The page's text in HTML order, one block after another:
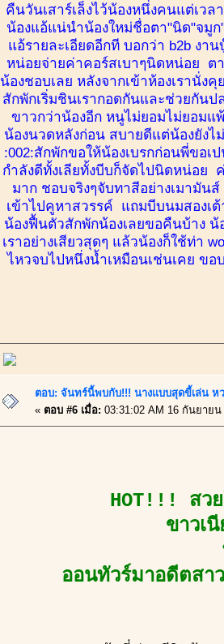
คืนวันเสาร์เล็งไว้น้องหนึ่งคนแต่เว
น้องแอ้แน่นำน้องใหม่ชื่อตา"นิด"จมู
แอ้รายละเอียดอีกที บอกว่า b2b ง
หน่อยจ่ายค่าคอร์สเบาๆนิดหน่อย ต
น้องชอบเลย หลังจากเข้าห้องเรานั่
สักพักเริ่มชินเรากอดกันและช่วยกันป
ขาวกว่าน้องอีก หนูไม่ยอมไม่ยอมแ
น้องนวดหลังก่อน สบายดีแต่น้องยังไ
:002:สักพักขอให้น้องเบรกก่อนพี่ขอเ
กำลังดีทั้งเลียทั้งบีบก็จัดไปนิดหน่อย
มาก ชอบจริงๆจับทาสีอย่างเมามัน
เข้าไปคูหาสวรรค์ แถมบีบนมสองเ
น้องฟื้นตัวสักพักน้องเลยขอคืนบ้าง น้
เราอย่างเสียวสุดๆ แล้วน้องก็ใช้ท่า
ไหวจบไปหนึ่งน้ำเหมือนเช่นเคย ข
ตอบ: จันทร์นี้พบกับ!!! นางแบบสุดขี้เล่น ห
« ตอบ #6 เมื่อ: 03:31:02 AM 16 กันยายน
HOT!!! สว
ขาวเ
ออนทัวร์มาอดีตสา